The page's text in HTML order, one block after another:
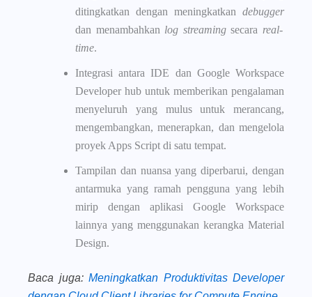
ditingkatkan dengan meningkatkan debugger
dan menambahkan log streamingsecara real-
time.
Integrasi antara IDE dan Google Workspace
Developer hub untuk memberikan pengalaman
menyeluruh yang mulus untuk merancang,
mengembangkan, menerapkan, dan mengelola
proyek Apps Script di satu tempat.
Tampilan dan nuansa yang diperbarui, dengan
antarmuka yang ramah pengguna yang lebih
mirip dengan aplikasi Google Workspace
lainnya yang menggunakan kerangka Material
Design.
Baca juga: Meningkatkan Produktivitas Developer